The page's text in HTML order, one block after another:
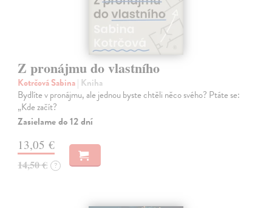
Z pronájmu do vlastního
Kotrčová Sabina| Kniha
Bydlíte v pronájmu, ale jednou byste chtěli něco svého? Ptáte se:
„Kde začít?
Zasielame do 12 dní
13,05 €
14,50 € ?